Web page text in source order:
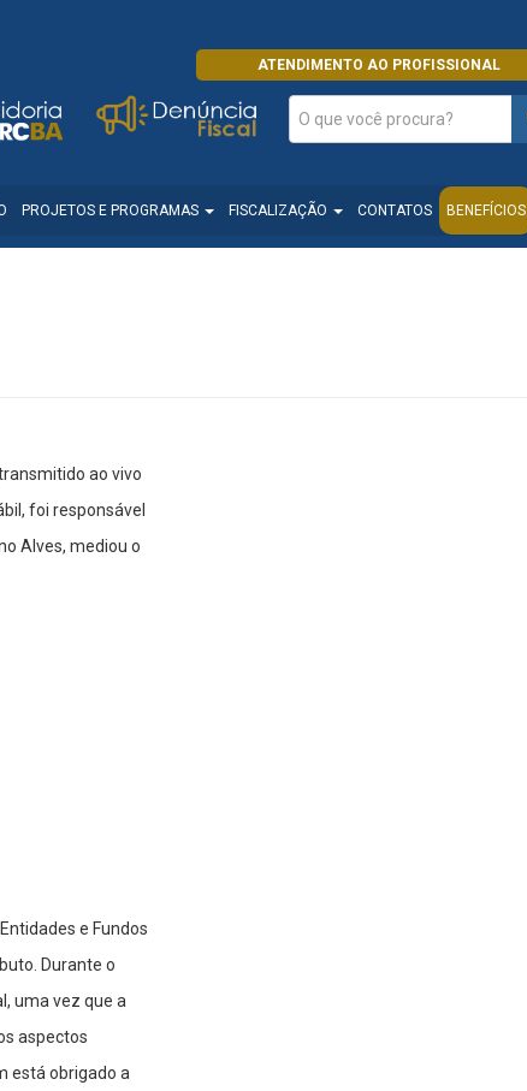
ATENDIMENTO AO PROFISSIONAL
PROJETOS E PROGRAMAS FISCALIZAÇÃO CONTATOS BENEFÍCIOS
ao vivo
foi responsável
Alves, mediou o
e Fundos
Durante o
uma vez que a
aspectos
está obrigado a